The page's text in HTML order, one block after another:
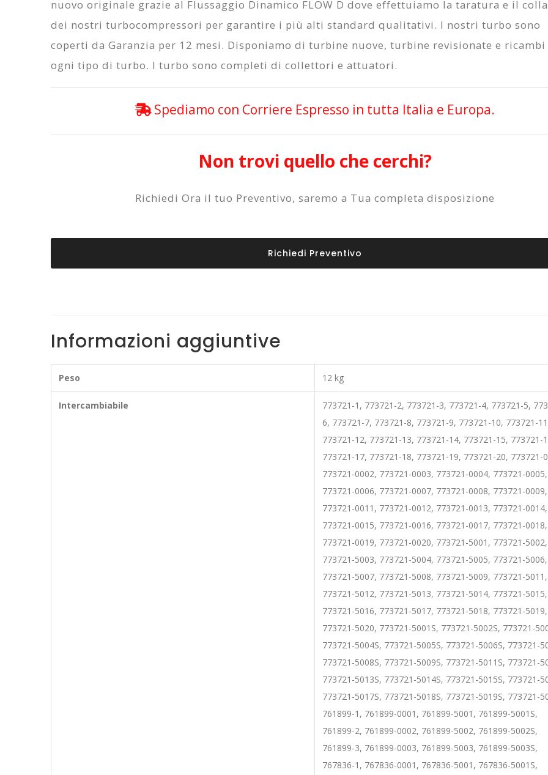
nuovo originale grazie al Flussaggio Dinamico FLOW D dove effettuiamo la taratura e il
dei nostri turbocompressori per garantire i più alti standard qualitativi. I nostri turbo sono
coperti da Garanzia per 12 mesi. Disponiamo di turbine nuove, turbine revisionate e ricambi
ogni tipo di turbo. I turbo sono completi di collettori e attuatori.
Spediamo con Corriere Espresso in tutta Italia e Europa.
Non trovi quello che cerchi?
Richiedi Ora il tuo Preventivo, saremo a Tua completa disposizione
Richiedi Preventivo
Informazioni aggiuntive
Peso 12 kg
Intercambiabile
773721-1, 773721-2, 773721-3, 773721-4, 773721-5,
6, 773721-7, 773721-8, 773721-9, 773721-10, 773721-
773721-12, 773721-13, 773721-14, 773721-15, 773721-
773721-17, 773721-18, 773721-19, 773721-20, 773721-
773721-0002, 773721-0003, 773721-0004, 773721-0005,
773721-0006, 773721-0007, 773721-0008, 773721-0009,
773721-0011, 773721-0012, 773721-0013, 773721-0014,
773721-0015, 773721-0016, 773721-0017, 773721-0018,
773721-0019, 773721-0020, 773721-5001, 773721-5002,
773721-5003, 773721-5004, 773721-5005, 773721-5006,
773721-5007, 773721-5008, 773721-5009, 773721-5011,
773721-5012, 773721-5013, 773721-5014, 773721-5015,
773721-5016, 773721-5017, 773721-5018, 773721-5019,
773721-5020, 773721-5001S, 773721-5002S, 773721-
773721-5004S, 773721-5005S, 773721-5006S, 773721-
773721-5008S, 773721-5009S, 773721-5011S, 773721-
773721-5013S, 773721-5014S, 773721-5015S, 773721-
773721-5017S, 773721-5018S, 773721-5019S, 773721-
761899-1, 761899-0001, 761899-5001, 761899-5001S,
761899-2, 761899-0002, 761899-5002, 761899-5002S,
761899-3, 761899-0003, 761899-5003, 761899-5003S,
767836-1, 767836-0001, 767836-5001, 767836-5001S,